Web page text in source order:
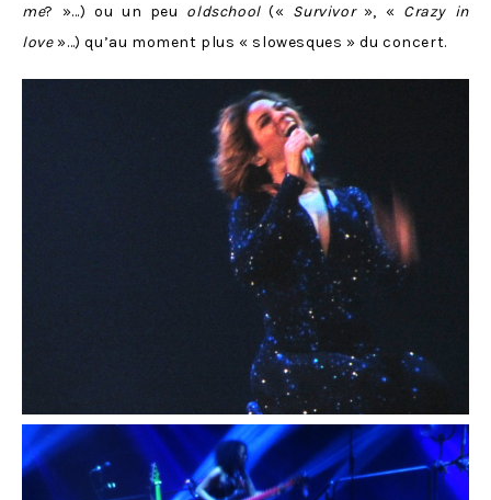
me? »…) ou un peu oldschool(« Survivor», « Crazy in
love »…) qu’au moment plus « slowesques » du concert.